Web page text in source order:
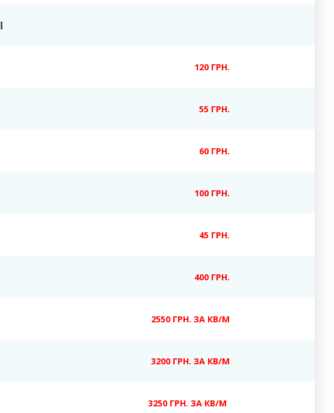
120 ГРН.
55 ГРН.
60 ГРН.
100 ГРН.
45 ГРН.
400 ГРН.
2550 ГРН. ЗА КВ/М
3200 ГРН. ЗА КВ/М
3250 ГРН. ЗА КВ/М